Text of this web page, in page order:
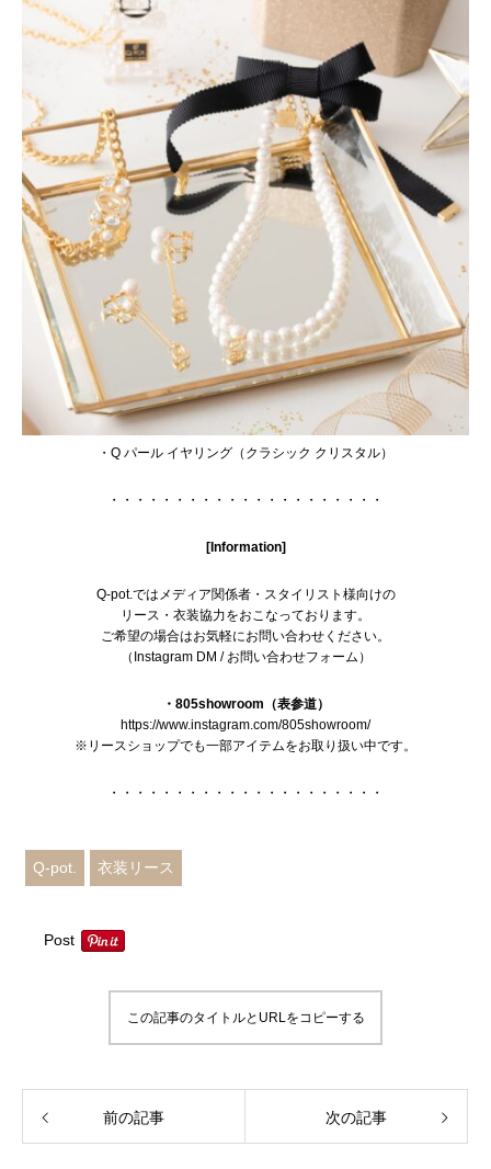
・Q パール イヤリング（クラシック クリスタル）
・・・・・・・・・・・・・・・・・・・・・
[Information]
Q-pot.ではメディア関係者・スタイリスト様向けの
リース・衣装協力をおこなっております。
ご希望の場合はお気軽にお問い合わせください。
（ Instagram DM / お問い合わせフォーム ）
・805showroom（表参道）
https://www.instagram.com/805showroom/
※リースショップでも一部アイテムをお取り扱い中です。
・・・・・・・・・・・・・・・・・・・・・
Q-pot. 衣装リース
Post
この記事のタイトルとURLをコピーする
前の記事 次の記事